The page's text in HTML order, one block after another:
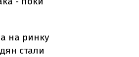
на ринку
стали